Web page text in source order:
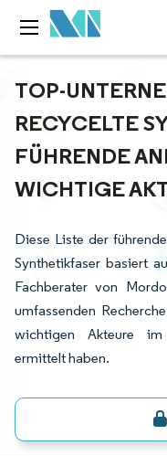
TOP-
RECYCELTE
FÜHRENDE
WICHTIGE
Diese Liste der
Synthetikfaser basiert
Fachberater von
umfassenden
wichtigen Akteure im
ermittelt haben.